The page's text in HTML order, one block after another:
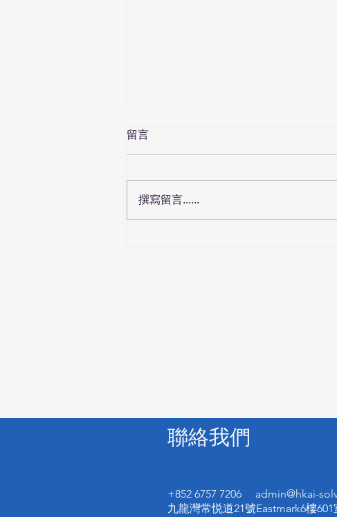
留言
撰寫留言......
聯絡我們
+852 6757 7206 admin@hkai-
九龍灣常悦道21號Eastmark6樓